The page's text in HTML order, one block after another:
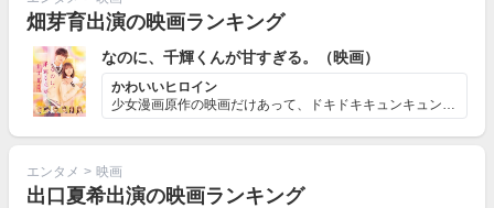
畑芽育出演の映画ランキング
なのに、千輝くんが甘すぎる。（映画）
かわいいヒロイン
少女漫画原作の映画だけあって、ドキドキキュンキュンエピ...
エンタメ > 映画
出口夏希出演の映画ランキング